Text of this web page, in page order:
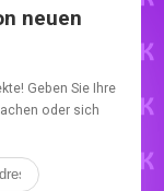
neuen
Geben Sie Ihre
oder sich